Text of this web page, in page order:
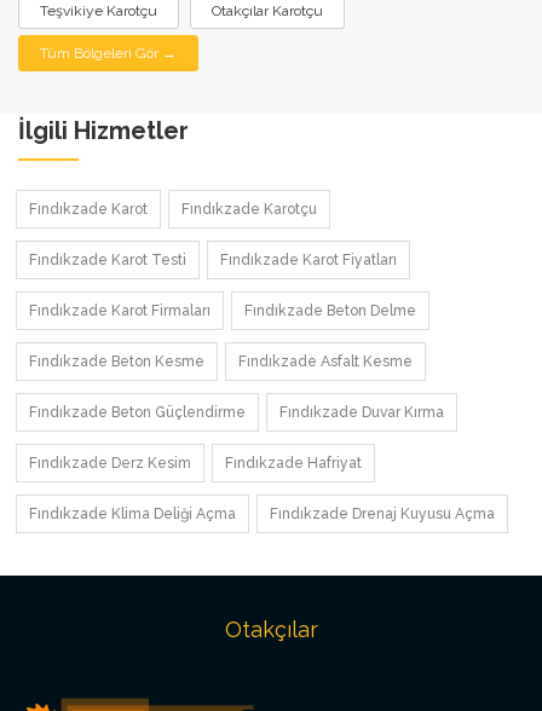
Teşvikiye Karotçu Otakçılar Karotçu
Tüm Bölgeleri Gör →
İlgili Hizmetler
Fındıkzade Karot Fındıkzade Karotçu
Fındıkzade Karot Testi Fındıkzade Karot Fiyatları
Fındıkzade Karot Firmaları Fındıkzade Beton Delme
Fındıkzade Beton Kesme Fındıkzade Asfalt Kesme
Fındıkzade Beton Güçlendirme Fındıkzade Duvar Kırma
Fındıkzade Derz Kesim Fındıkzade Hafriyat
Fındıkzade Klima Deliği Açma Fındıkzade Drenaj Kuyusu Açma
Otakçılar